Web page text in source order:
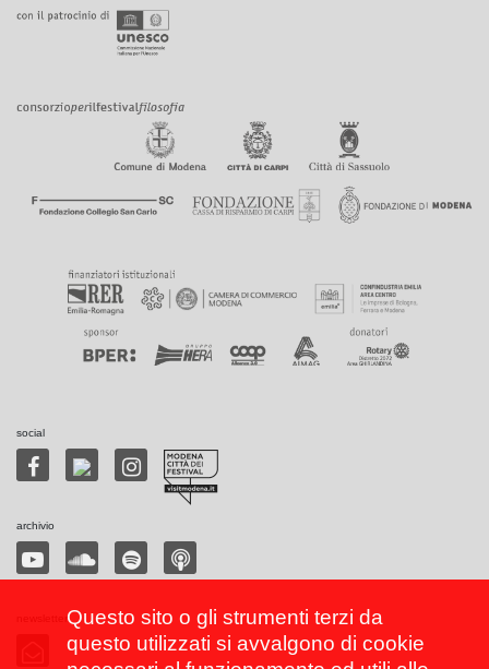
social
archivio
Questo sito o gli strumenti terzi da
questo utilizzati si avvalgono di cookie